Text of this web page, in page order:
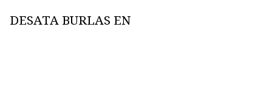
DESATA BURLAS EN